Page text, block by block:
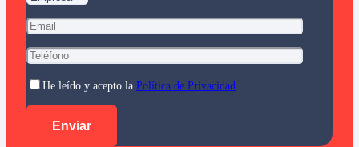
He leído y acepto la Política de Privacidad